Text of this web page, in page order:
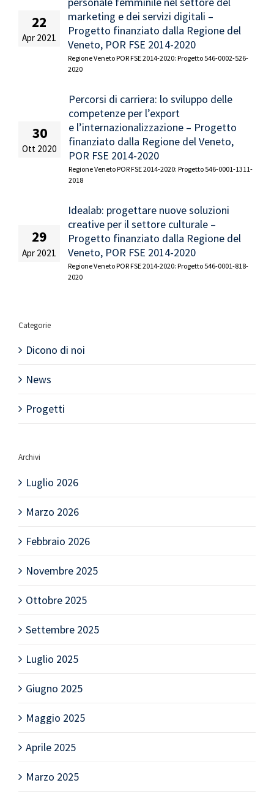
22
Apr 2021
marketing e dei servizi digitali –
Progetto finanziato dalla Regione del
Veneto, POR FSE 2014-2020
Regione Veneto POR FSE 2014-2020: Progetto 546-0002-526-
2020
30
Ott 2020
Percorsi di carriera: lo sviluppo delle
competenze per l’export
e l’internazionalizzazione – Progetto
finanziato dalla Regione del Veneto,
POR FSE 2014-2020
Regione Veneto POR FSE 2014-2020: Progetto 546-0001-1311-
2018
29
Apr 2021
Idealab: progettare nuove soluzioni
creative per il settore culturale –
Progetto finanziato dalla Regione del
Veneto, POR FSE 2014-2020
Regione Veneto POR FSE 2014-2020: Progetto 546-0001-818-
2020
Categorie
Dicono di noi
News
Progetti
Archivi
Luglio 2026
Marzo 2026
Febbraio 2026
Novembre 2025
Ottobre 2025
Settembre 2025
Luglio 2025
Giugno 2025
Maggio 2025
Aprile 2025
Marzo 2025